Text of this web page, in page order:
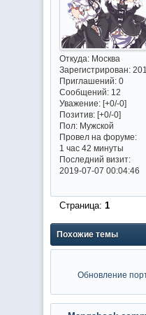
Откуда:Москва
Зарегистрирован:
Приглашений:0
Сообщений:12
Уважение: [+0/-0]
Позитив: [+0/-0]
Пол:Мужской
Провел на форуме:
1 час 42 минуты
Последний визит:
2019-07-07 00:04:46
Страница: 1
Похожие темы
Обновление